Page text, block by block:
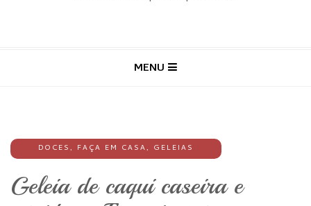
MENU
DOCES, FAÇA EM CASA, GELEIAS
Geleia de caqui caseira e